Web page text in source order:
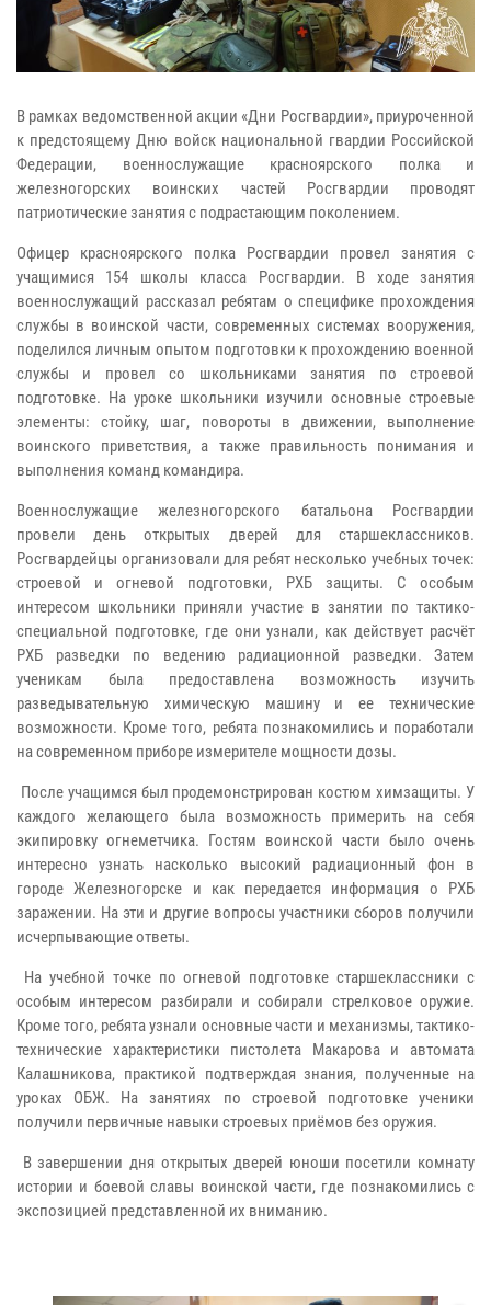
В рамках ведомственной акции «Дни Росгвардии», приуроченной
к предстоящему Дню войск национальной гвардии Российской
Федерации, военнослужащие красноярского полка и
железногорских воинских частей Росгвардии проводят
патриотические занятия с подрастающим поколением.
Офицер красноярского полка Росгвардии провел занятия с
учащимися 154 школы класса Росгвардии. В ходе занятия
военнослужащий рассказал ребятам о специфике прохождения
службы в воинской части, современных системах вооружения,
поделился личным опытом подготовки к прохождению военной
службы и провел со школьниками занятия по строевой
подготовке. На уроке школьники изучили основные строевые
элементы: стойку, шаг, повороты в движении, выполнение
воинского приветствия, а также правильность понимания и
выполнения команд командира.
Военнослужащие железногорского батальона Росгвардии
провели день открытых дверей для старшеклассников.
Росгвардейцы организовали для ребят несколько учебных точек:
строевой и огневой подготовки, РХБ защиты. С особым
интересом школьники приняли участие в занятии по тактико-
специальной подготовке, где они узнали, как действует расчёт
РХБ разведки по ведению радиационной разведки. Затем
ученикам была предоставлена возможность изучить
разведывательную химическую машину и ее технические
возможности. Кроме того, ребята познакомились и поработали
на современном приборе измерителе мощности дозы.
После учащимся был продемонстрирован костюм химзащиты. У
каждого желающего была возможность примерить на себя
экипировку огнеметчика. Гостям воинской части было очень
интересно узнать насколько высокий радиационный фон в
городе Железногорске и как передается информация о РХБ
заражении. На эти и другие вопросы участники сборов получили
исчерпывающие ответы.
На учебной точке по огневой подготовке старшеклассники с
особым интересом разбирали и собирали стрелковое оружие.
Кроме того, ребята узнали основные части и механизмы, тактико-
технические характеристики пистолета Макарова и автомата
Калашникова, практикой подтверждая знания, полученные на
уроках ОБЖ. На занятиях по строевой подготовке ученики
получили первичные навыки строевых приёмов без оружия.
В завершении дня открытых дверей юноши посетили комнату
истории и боевой славы воинской части, где познакомились с
экспозицией представленной их вниманию.